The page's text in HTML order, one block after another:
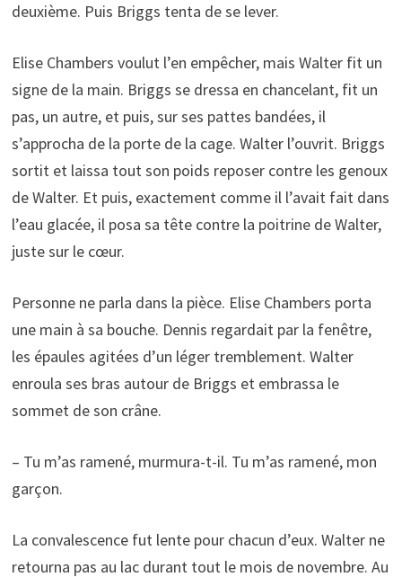
deuxième. Puis Briggs tenta de se lever.
Elise Chambers voulut l’en empêcher, mais Walter fit un
signe de la main. Briggs se dressa en chancelant, fit un
pas, un autre, et puis, sur ses pattes bandées, il
s’approcha de la porte de la cage. Walter l’ouvrit. Briggs
sortit et laissa tout son poids reposer contre les genoux
de Walter. Et puis, exactement comme il l’avait fait dans
l’eau glacée, il posa sa tête contre la poitrine de Walter,
juste sur le cœur.
Personne ne parla dans la pièce. Elise Chambers porta
une main à sa bouche. Dennis regardait par la fenêtre,
les épaules agitées d’un léger tremblement. Walter
enroula ses bras autour de Briggs et embrassa le
sommet de son crâne.
– Tu m’as ramené, murmura-t-il. Tu m’as ramené, mon
garçon.
La convalescence fut lente pour chacun d’eux. Walter ne
retourna pas au lac durant tout le mois de novembre. Au